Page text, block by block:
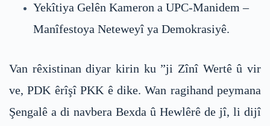
Yekîtiya Gelên Kameron a UPC-Manidem –
Manîfestoya Neteweyî ya Demokrasiyê.
Van rêxistinan diyar kirin ku ”ji Zînî Wertê û vir
ve, PDK êrîşî PKK ê dike. Wan ragihand peymana
Şengalê a di navbera Bexda û Hewlêrê de jî, li dijî